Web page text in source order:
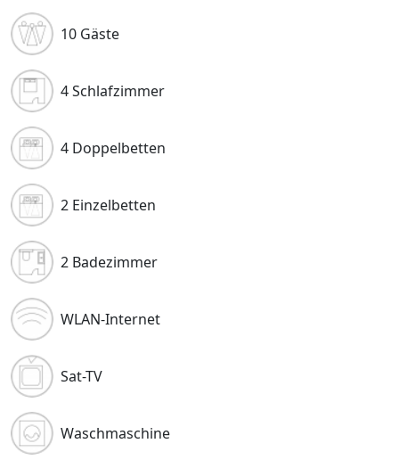
10 Gäste
4 Schlafzimmer
4 Doppelbetten
2 Einzelbetten
2 Badezimmer
WLAN-Internet
Sat-TV
Waschmaschine